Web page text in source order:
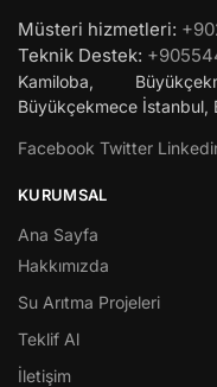
Müsteri hizmetleri:
Teknik Destek:
Kamiloba,
Büyükçekmece İstanbul,
Facebook Twitter
KURUMSAL
Ana Sayfa
Hakkımızda
Su Arıtma Projeleri
Teklif Al
İletişim